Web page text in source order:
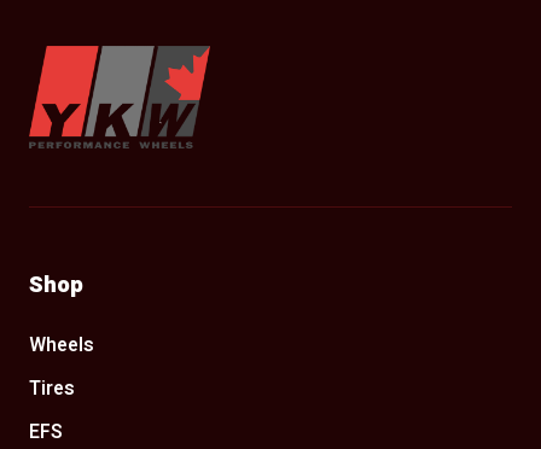
YKW Wheels
Shop
Wheels
Tires
EFS